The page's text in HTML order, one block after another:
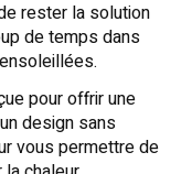
rester la solution
de temps dans
pour offrir une
design sans
vous permettre de